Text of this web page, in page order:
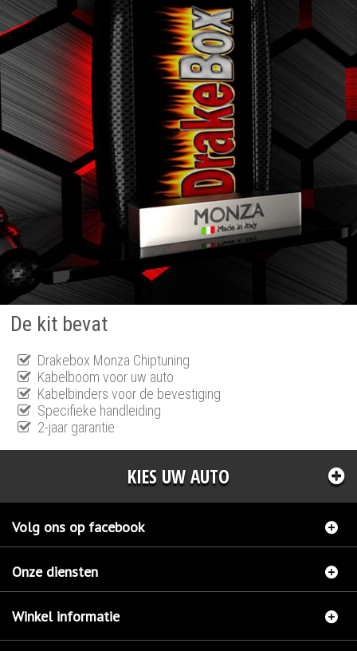
De kit bevat
Drakebox Monza Chiptuning
Kabelboom voor uw auto
Kabelbinders voor de bevestiging
Specifieke handleiding
2-jaar garantie
KIES UW AUTO
Volg ons op facebook
Onze diensten
Winkel informatie